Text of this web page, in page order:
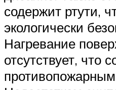
содержит ртути,
экологически
Нагревание
отсутствует, что